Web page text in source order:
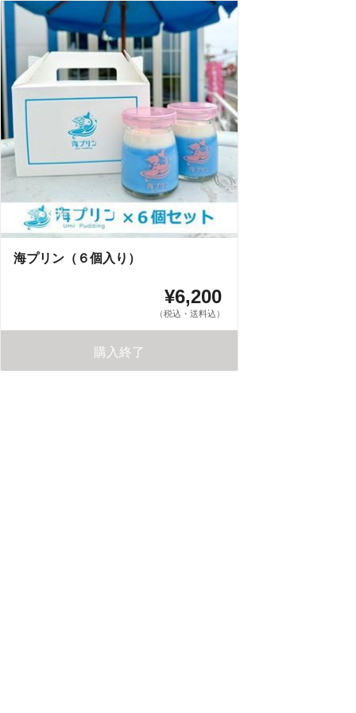
海プリン（６個入り）
¥6,200
（税込・送料込）
購入終了